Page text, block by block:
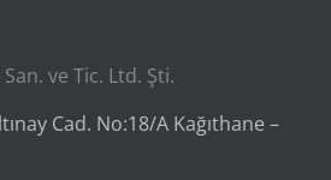
ve Tic. Ltd. Şti.
Cad. No:18/A Kağıthane –